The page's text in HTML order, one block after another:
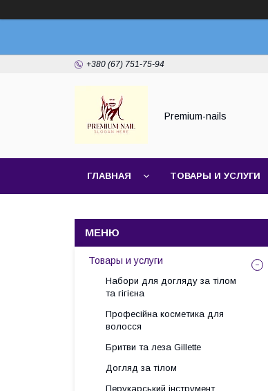
+380 (67) 751-75-94
Premium-nails
ГЛАВНАЯ ТОВАРЫ И УСЛУГИ
Товары и услуги
Набори для догляду за тілом
та гігієна
Професійна косметика для
волосся
Бритви та леза Gillette
Догляд за тілом
Перукарський інструмент